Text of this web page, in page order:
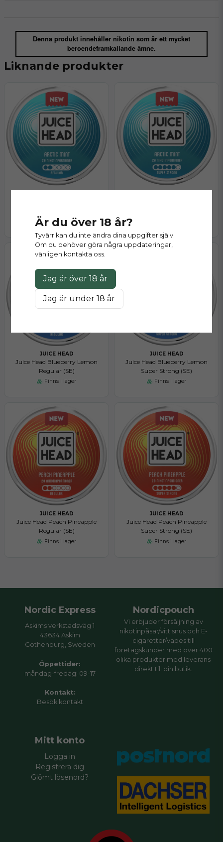
Denna produkt innehåller nikotin som är ett mycket
beroendeframkallande ämne.
Liknande produkter
Finns i lager
JUICE HEAD
Juice Head Blueberry Lemon
Regular (SE)
Finns i lager
JUICE HEAD
Juice Head Blueberry Lemon
Super Strong (SE)
Finns i lager
JUICE HEAD
Juice Head Peach Pineapple
Regular (SE)
Finns i lager
JUICE HEAD
Juice Head Peach Pineapple
Super Strong (SE)
Finns i lager
Är du över 18 år?
Tyvärr kan du inte ändra dina uppgifter själv.
Om du behöver göra några uppdateringar,
vänligen kontakta oss.
Jag är över 18 år
Jag är under 18 år
Nordic Express
Askims verkstadsväg 1
43634 Askim
Gothenburg, Sweden
Öppettider:
måndag-fredag: 09-17
Kontakt:
Besök kontakt
Nordicpouch
Vi erbjuder försäljning av
nikotinpåsar/vitt snus och E-
cigaretter/vapes till
företagskunder med över 400
olika produkter med leverans
direkt till din butik.
Mitt konto
Logga in
Registrera dig
Glömt lösenord?